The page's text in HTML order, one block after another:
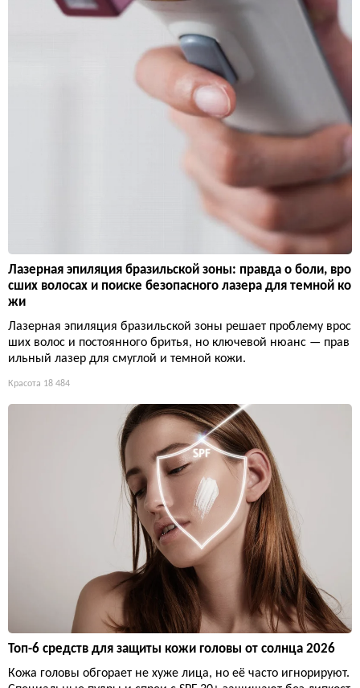
Лазерная эпиляция бразильской зоны: правда о боли, вро
сших волосах и поиске безопасного лазера для темной ко
жи
Лазерная эпиляция бразильской зоны решает проблему врос
ших волос и постоянного бритья, но ключевой нюанс — прав
ильный лазер для смуглой и темной кожи.
Красота 18 484
Топ-6 средств для защиты кожи головы от солнца 2026
Кожа головы обгорает не хуже лица, но её часто игнорируют.